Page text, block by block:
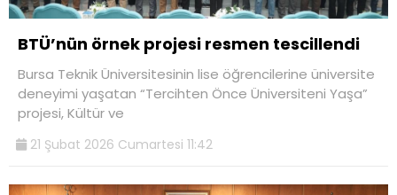
BTÜ’nün örnek projesi resmen tescillendi
Bursa Teknik Üniversitesinin lise öğrencilerine üniversite
deneyimi yaşatan “Tercihten Önce Üniversiteni Yaşa”
projesi, Kültür ve
21 Şubat 2026 Cumartesi 11:42